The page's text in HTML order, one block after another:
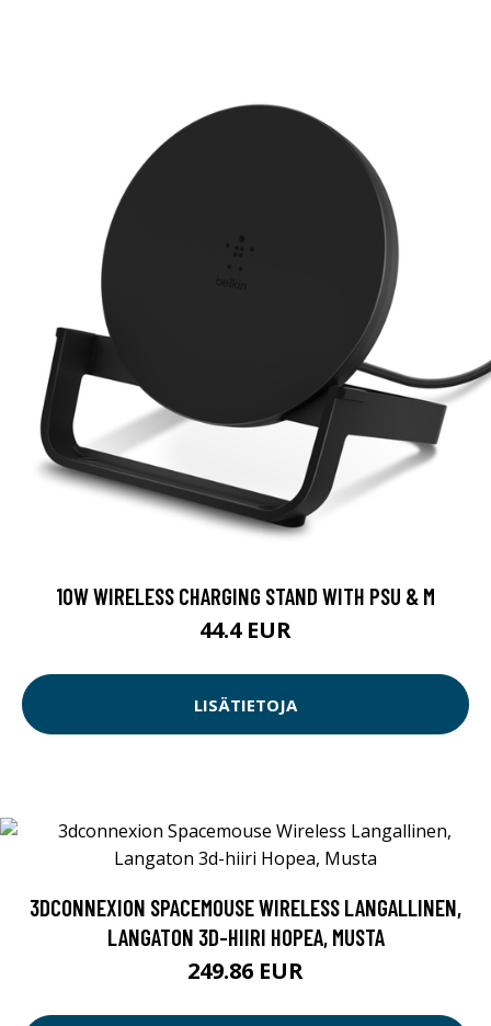
10W WIRELESS CHARGING STAND WITH PSU & M
44.4 EUR
LISÄTIETOJA
3DCONNEXION SPACEMOUSE WIRELESS LANGALLINEN,
LANGATON 3D-HIIRI HOPEA, MUSTA
249.86 EUR